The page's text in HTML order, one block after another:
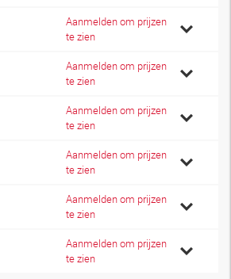
Aanmelden om prijzen
te zien
Aanmelden om prijzen
te zien
Aanmelden om prijzen
te zien
Aanmelden om prijzen
te zien
Aanmelden om prijzen
te zien
Aanmelden om prijzen
te zien